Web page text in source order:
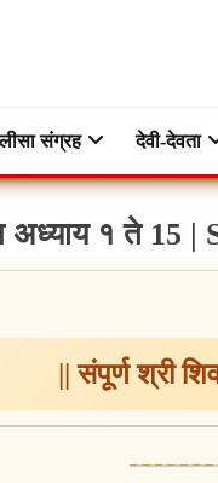
संग्रह देवी-देवता
अध्याय १ ते
|| संपूर्ण श्री